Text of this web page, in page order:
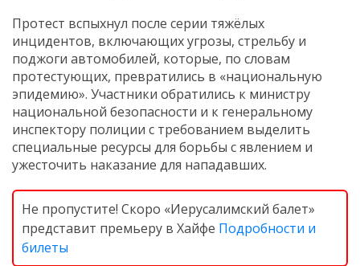
Протест вспыхнул после серии тяжёлых
инцидентов, включающих угрозы, стрельбу и
поджоги автомобилей, которые, по словам
протестующих, превратились в «национальную
эпидемию». Участники обратились к министру
национальной безопасности и к генеральному
инспектору полиции с требованием выделить
специальные ресурсы для борьбы с явлением и
ужесточить наказание для нападавших.
Не пропустите! Скоро «Иерусалимский балет»
представит премьеру в Хайфе Подробности и
билеты